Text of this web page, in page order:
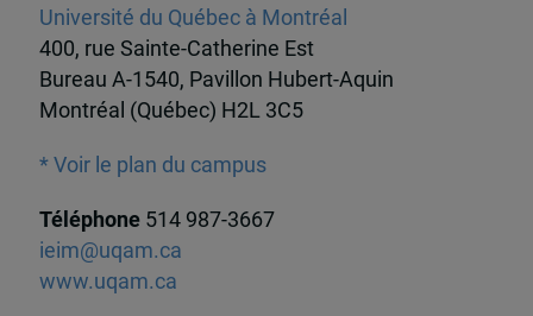
Université du Québec à Montréal
400, rue Sainte-Catherine Est
Bureau A-1540, Pavillon Hubert-Aquin
Montréal (Québec) H2L 3C5
* Voir le plan du campus
Téléphone 514 987-3667
ieim@uqam.ca
www.uqam.ca